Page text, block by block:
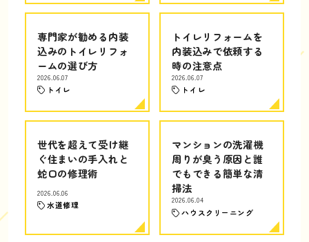
専門家が勧める内装
込みのトイレリフォ
ームの選び方
2026.06.07
トイレ
トイレリフォームを
内装込みで依頼する
時の注意点
2026.06.07
トイレ
世代を超えて受け継
ぐ住まいの手入れと
蛇口の修理術
2026.06.06
水道修理
マンションの洗濯機
周りが臭う原因と誰
でもできる簡単な清
掃法
2026.06.04
ハウスクリーニング